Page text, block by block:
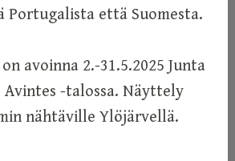
Portugalista että Suomesta.
avoinna 2.-31.5.2025 Junta
Avintes -talossa. Näyttely
nähtäville Ylöjärvellä.